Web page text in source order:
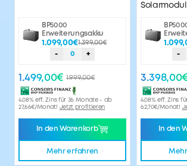
39,00€45,00€
BP5000
Erweiterungsakku
1.099,00€1.399,00€
-
0 +
1.499,00€ 1.999,00€
4.08% eff. Zins für 36 Monate - ab
27,66€/Monat! Jetzt profitieren
In den Warenkorb
Mehr erfahren
Solarmodul
-
4.08% eff. Zins
62,70€/Monat!
In den